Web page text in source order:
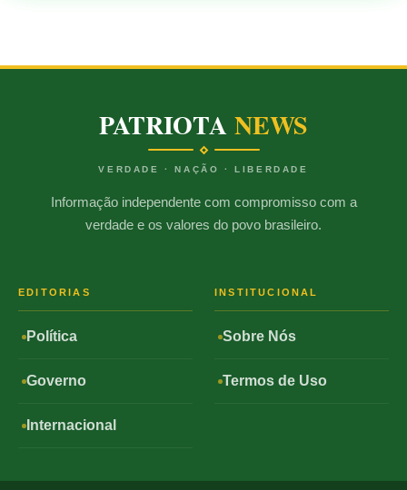
PATRIOTANEWS
VERDADE · NAÇÃO · LIBERDADE
Informação independente com compromisso com a
verdade e os valores do povo brasileiro.
EDITORIAS
Política
Governo
Internacional
INSTITUCIONAL
Sobre Nós
Termos de Uso